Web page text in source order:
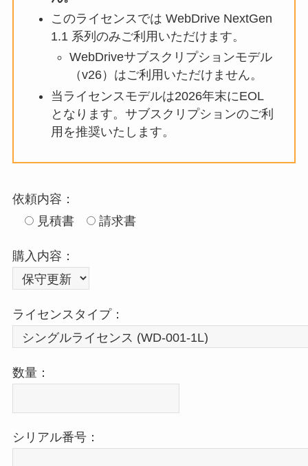
このライセンスでは WebDrive NextGen
1.1 系列のみご利用いただけます。
WebDriveサブスクリプションモデル
（v26）はご利用いただけません。
当ライセンスモデルは2026年末にEOL
となります。サブスクリプションのご利
用を推奨いたします。
依頼内容：
見積書
請求書
購入内容：
ライセンスタイプ：
数量：
シリアル番号：